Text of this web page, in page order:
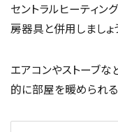
セントラルヒーティ
房器具と併用しましょ
エアコンやストーブ
的に部屋を暖められる